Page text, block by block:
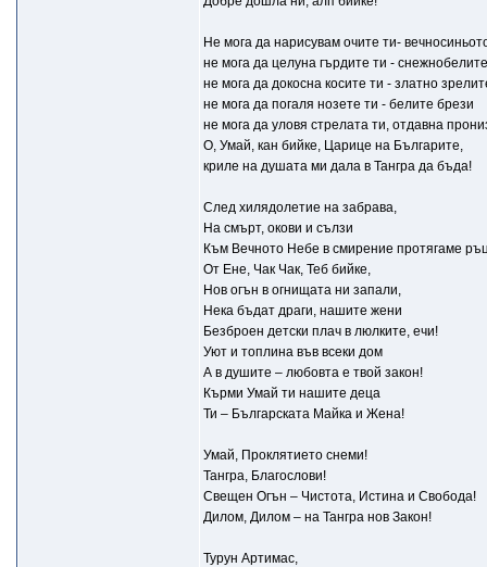
Не мога да нарисувам очите ти-
не мога да целуна гърдите ти -
не мога да докосна косите ти - златно
не мога да погаля нозете ти - белите брези
не мога да уловя стрелата ти, отдавна
О, Умай, кан бийке, Царице на Българите,
криле на душата ми дала в Тангра да бъда!
След хилядолетие на забрава,
На смърт, окови и сълзи
Към Вечното Небе в смирение протягаме
От Ене, Чак Чак, Теб бийке,
Нов огън в огнищата ни запали,
Нека бъдат драги, нашите жени
Безброен детски плач в люлките, ечи!
Уют и топлина във всеки дом
А в душите – любовта е твой закон!
Кърми Умай ти нашите деца
Ти – Българската Майка и Жена!
Умай, Проклятието снеми!
Тангра, Благослови!
Свещен Огън – Чистота, Истина и Свобода!
Дилом, Дилом – на Тангра нов Закон!
Турун Артимас,